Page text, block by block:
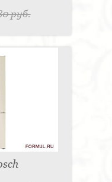
руб.